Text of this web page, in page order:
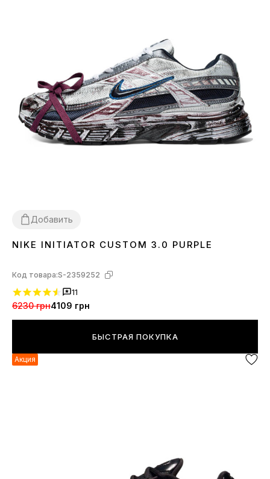
Добавить
3637 38 39 4041 42434445
NIKE INITIATOR CUSTOM 3.0 PURPLE
Код товара:S-2359252
11
6230 грн4109 грн
БЫСТРАЯ ПОКУПКА
Акция